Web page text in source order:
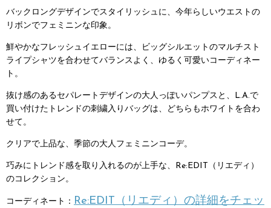
バックロングデザインでスタイリッシュに、今年らしいウエストの
リボンでフェミニンな印象。
鮮やかなフレッシュイエローには、ビッグシルエットのマルチスト
ライプシャツを合わせてバランスよく、ゆるく可愛いコーディネー
ト。
抜け感のあるセパレートデザインの大人っぽいパンプスと、L.A.で
買い付けたトレンドの刺繍入りバッグは、どちらもホワイトを合わ
せて。
クリアで上品な、季節の大人フェミニンコーデ。
巧みにトレンド感を取り入れるのが上手な、Re:EDIT（リエディ）
のコレクション。
コーディネート： Re:EDIT（リエディ）の詳細をチェッ